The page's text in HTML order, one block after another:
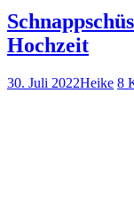
Hochzeit
30. Juli 2022Heike 8